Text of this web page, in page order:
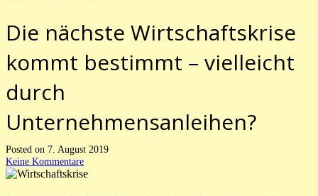
Die nächste Wirtschaftskrise
kommt bestimmt – vielleicht
durch
Unternehmensanleihen?
Posted on 7. August 2019
Keine Kommentare